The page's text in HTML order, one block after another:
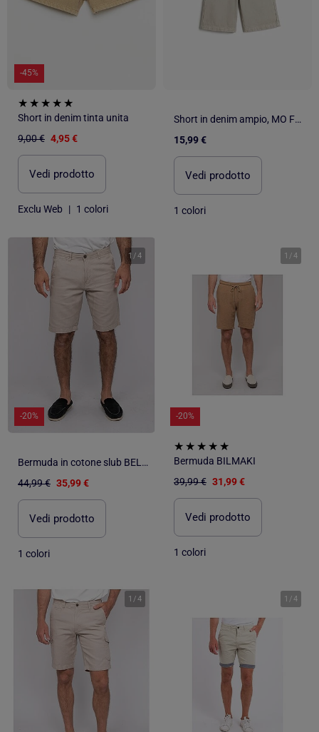
-45%
Short in denim tinta unita
9,00 € 4,95 €
Vedi prodotto
Exclu Web | 1 colori
Short in denim ampio, MO Fashion
15,99 €
Vedi prodotto
1 colori
1 /4
-20%
Bermuda in cotone slub BELKINO
44,99 € 35,99 €
Vedi prodotto
1 colori
1 /4
-20%
Bermuda BILMAKI
39,99 € 31,99 €
Vedi prodotto
1 colori
1 /4 1 /4